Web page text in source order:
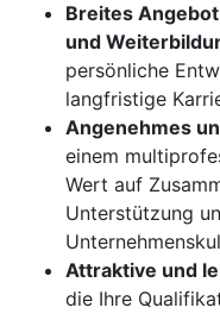
Breites
und
persönliche
langfristige
Angenehmes
einem
Wert auf
Unterstützung
Attraktive und
die Ihre